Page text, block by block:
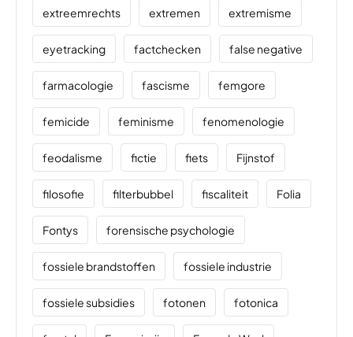
extreemrechts extremen extremisme
eyetracking factchecken false negative
farmacologie fascisme femgore
femicide feminisme fenomenologie
feodalisme fictie fiets Fijnstof
filosofie filterbubbel fiscaliteit Folia
Fontys forensische psychologie
fossiele brandstoffen fossiele industrie
fossiele subsidies fotonen fotonica